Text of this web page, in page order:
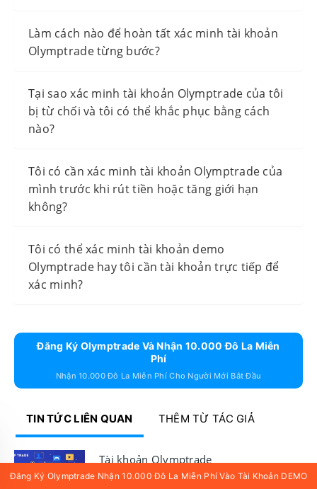
Làm cách nào để hoàn tất xác minh tài khoản
Olymptrade từng bước?
Tại sao xác minh tài khoản Olymptrade của tôi
bị từ chối và tôi có thể khắc phục bằng cách
nào?
Tôi có cần xác minh tài khoản Olymptrade của
mình trước khi rút tiền hoặc tăng giới hạn
không?
Tôi có thể xác minh tài khoản demo
Olymptrade hay tôi cần tài khoản trực tiếp để
xác minh?
Đăng Ký Olymptrade Và Nhận 10.000 Đô La Miễn
Phí
Nhận 10.000 Đô La Miễn Phí Cho Người Mới Bắt Đầu
TIN TỨC LIÊN QUAN THÊM TỪ TÁC GIẢ
Tài khoản Olymptrade
Đăng Ký Olymptrade Nhận 10.000 Đô La Miễn Phí Vào Tài Khoản DEMO